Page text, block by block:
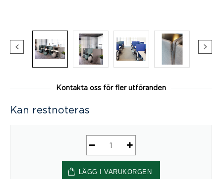
Kontakta oss för fler utföranden
Kan restnoteras
ScreenIT
A30
Golvskärmsbås
LÄGG I VARUKORGEN